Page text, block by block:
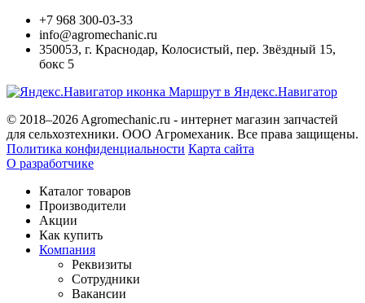
+7 968 300-03-33
info@agromechanic.ru
350053, г. Краснодар, Колосистый, пер. Звёздный 15,
бокс 5
Маршрут в Яндекс.Навигатор
© 2018–2026 Agromechanic.ru - интернет магазин запчастей
для сельхозтехники. ООО Агромеханик. Все права защищены.
Политика конфиденциальности Карта сайта
О разработчике
Каталог товаров
Производители
Акции
Как купить
Компания
Реквизиты
Сотрудники
Вакансии